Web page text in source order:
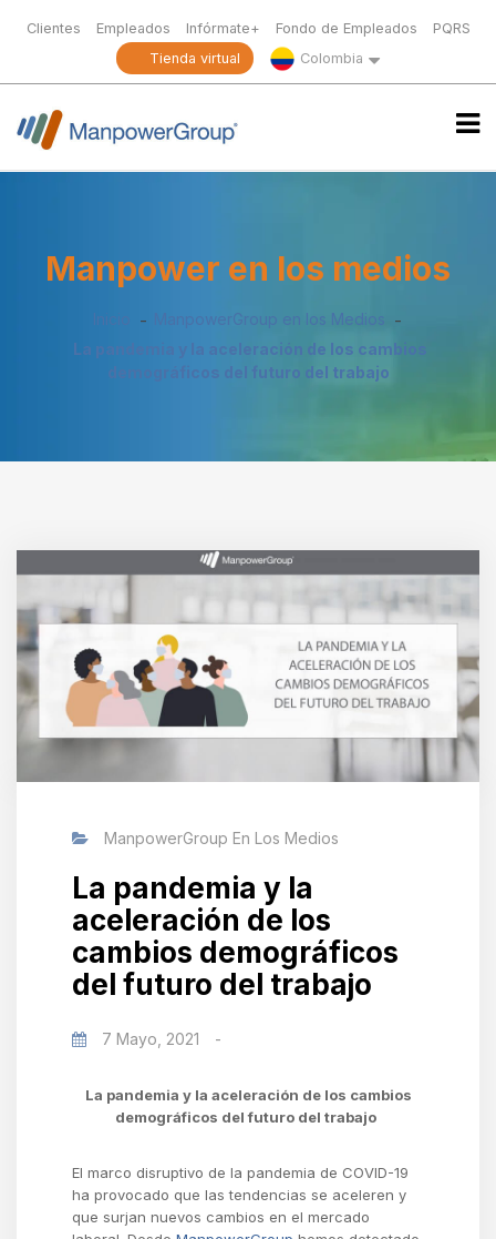
Clientes Empleados Infórmate+ Fondo de Empleados
PQRS
Tienda virtual
Colombia
Manpower en los medios
Inicio
ManpowerGroup en los Medios
La pandemia y la aceleración de los cambios
demográficos del futuro del trabajo
ManpowerGroup En Los Medios
La pandemia y la
aceleración de los
cambios demográficos
del futuro del trabajo
7 Mayo, 2021 -
La pandemia y la aceleración de los cambios
demográficos del futuro del trabajo
El marco disruptivo de la pandemia de COVID-19
ha provocado que las tendencias se aceleren y
que surjan nuevos cambios en el mercado